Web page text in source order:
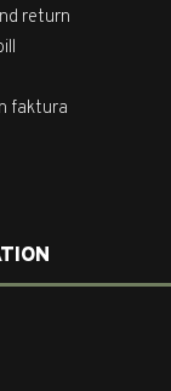
return
faktura